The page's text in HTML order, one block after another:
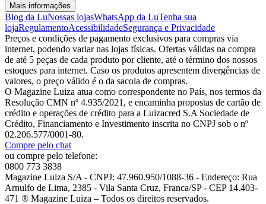
Mais informações
Blog da LuNossas lojasWhatsApp da LuTenha sua
lojaRegulamentoAcessibilidadeSegurança e Privacidade
Preços e condições de pagamento exclusivos para compras via
internet, podendo variar nas lojas físicas. Ofertas válidas na compra
de até 5 peças de cada produto por cliente, até o término dos nossos
estoques para internet. Caso os produtos apresentem divergências de
valores, o preço válido é o da sacola de compras.
O Magazine Luiza atua como correspondente no País, nos termos da
Resolução CMN nº 4.935/2021, e encaminha propostas de cartão de
crédito e operações de crédito para a Luizacred S.A Sociedade de
Crédito, Financiamento e Investimento inscrita no CNPJ sob o nº
02.206.577/0001-80.
Compre pelo chat
ou compre pelo telefone:
0800 773 3838
Magazine Luiza S/A - CNPJ: 47.960.950/1088-36 - Endereço: Rua
Arnulfo de Lima, 2385 - Vila Santa Cruz, Franca/SP - CEP 14.403-
471 ® Magazine Luiza – Todos os direitos reservados.